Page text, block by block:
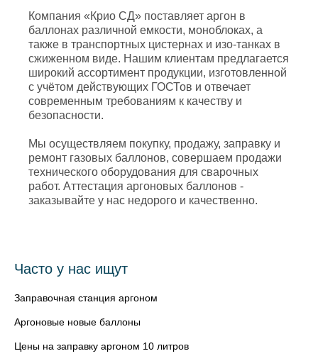
Компания «Крио СД» поставляет аргон в
баллонах различной емкости, моноблоках, а
также в транспортных цистернах и изо-танках в
сжиженном виде. Нашим клиентам предлагается
широкий ассортимент продукции, изготовленной
с учётом действующих ГОСТов и отвечает
современным требованиям к качеству и
безопасности.
Мы осуществляем покупку, продажу, заправку и
ремонт газовых баллонов, совершаем продажи
технического оборудования для сварочных
работ. Аттестация аргоновых баллонов -
заказывайте у нас недорого и качественно.
Часто у нас ищут
Заправочная станция аргоном
Аргоновые новые баллоны
Цены на заправку аргоном 10 литров